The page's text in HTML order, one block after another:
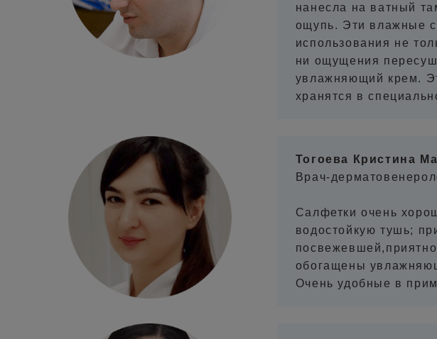
нанесла на ватный
ощупь. Эти влажные
использования не
ни ощущения
увлажняющий крем.
хранятся в
Тогоева Кристина
Врач-
Салфетки очень
водостойкую тушь;
обогащены
Очень удобные в